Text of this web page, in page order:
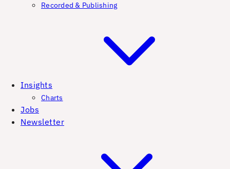
Recorded & Publishing
Insights
Charts
Jobs
Newsletter